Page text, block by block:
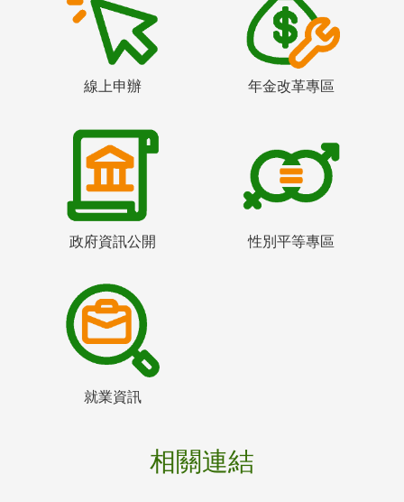
線上申辦 年金改革專區
政府資訊公開 性別平等專區
就業資訊
相關連結